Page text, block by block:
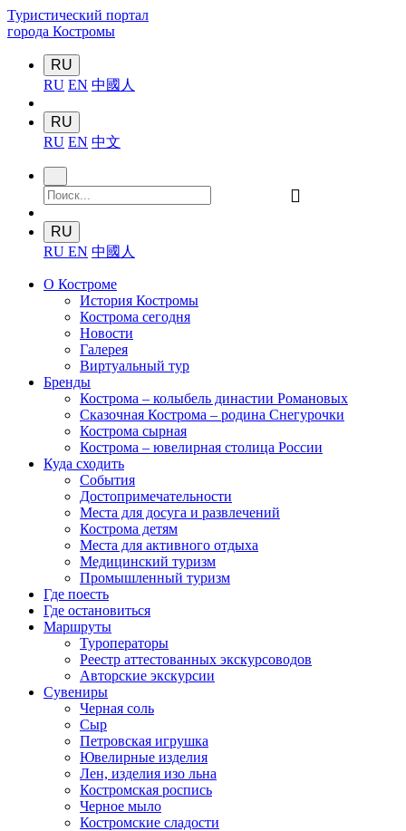
Туристический портал
города Костромы
RU
RU EN 中國人
RU
RU EN 中文
󰍉
RU
RU EN 中國人
О Костроме
История Костромы
Кострома сегодня
Новости
Галерея
Виртуальный тур
Бренды
Кострома – колыбель династии Романовых
Сказочная Кострома – родина Снегурочки
Кострома сырная
Кострома – ювелирная столица России
Куда сходить
События
Достопримечательности
Места для досуга и развлечений
Кострома детям
Места для активного отдыха
Медицинский туризм
Промышленный туризм
Где поесть
Где остановиться
Маршруты
Туроператоры
Реестр аттестованных экскурсоводов
Авторские экскурсии
Сувениры
Черная соль
Сыр
Петровская игрушка
Ювелирные изделия
Лен, изделия изо льна
Костромская роспись
Черное мыло
Костромские сладости